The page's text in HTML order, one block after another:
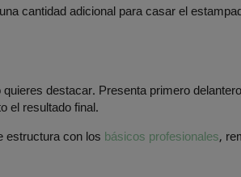
cantidad adicional para casar el
destacar. Presenta primero
el resultado final.
estructura con los básicos profesionales,